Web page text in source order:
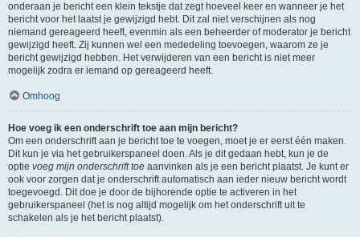
onderaan je bericht een klein tekstje dat zegt hoeveel keer en wanneer je het
bericht voor het laatst je gewijzigd hebt. Dit zal niet verschijnen als nog
niemand gereageerd heeft, evenmin als een beheerder of moderator je bericht
gewijzigd heeft. Zij kunnen wel een mededeling toevoegen, waarom ze je
bericht gewijzigd hebben. Het verwijderen van een bericht is niet meer
mogelijk zodra er iemand op gereageerd heeft.
Omhoog
Hoe voeg ik een onderschrift toe aan mijn bericht?
Om een onderschrift aan je bericht toe te voegen, moet je er eerst één maken.
Dit kun je via het gebruikerspaneel doen. Als je dit gedaan hebt, kun je de
optie voeg mijn onderschrift toe aanvinken als je een bericht plaatst. Je kunt er
ook voor zorgen dat je onderschrift automatisch aan ieder nieuw bericht wordt
toegevoegd. Dit doe je door de bijhorende optie te activeren in het
gebruikerspaneel (het is nog altijd mogelijk om het onderschrift uit te
schakelen als je het bericht plaatst).